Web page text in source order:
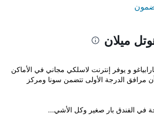
ميلان
و يوفر إنترنت لاسلكي مجاني في الأماكن
مرافق الدرجة الأولى تتضمن سونا ومركز
في الفندق بار صغير وكل الأشي...